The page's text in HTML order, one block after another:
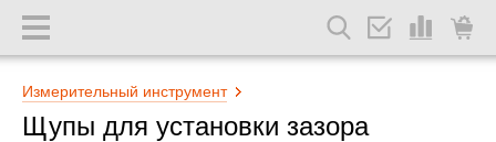
Измерительный инструмент
Щупы для установки зазора